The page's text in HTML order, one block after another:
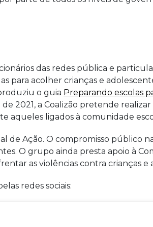
das redes pública e
para acolher crianças e
o guia Preparando escolas
2021, a Coalizão pretende
aqueles ligados à comunidade
Ação. O compromisso público
O grupo ainda presta apoio à
as violências contra crianças
redes sociais: